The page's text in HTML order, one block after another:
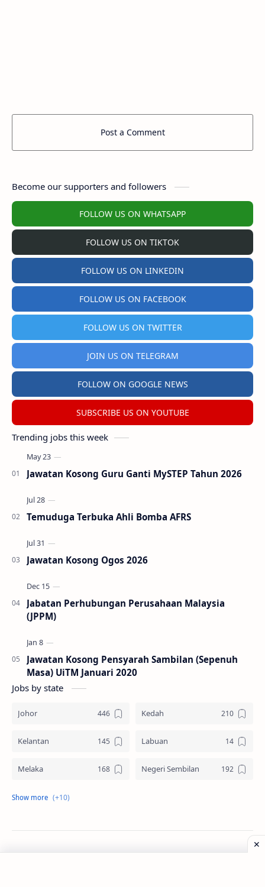
Post a Comment
Become our supporters and followers
FOLLOW US ON WHATSAPP
FOLLOW US ON TIKTOK
FOLLOW US ON LINKEDIN
FOLLOW US ON FACEBOOK
FOLLOW US ON TWITTER
JOIN US ON TELEGRAM
FOLLOW ON GOOGLE NEWS
SUBSCRIBE US ON YOUTUBE
Trending jobs this week
Jawatan Kosong Guru Ganti MySTEP Tahun 2026
Temuduga Terbuka Ahli Bomba AFRS
Jawatan Kosong Ogos 2026
Jabatan Perhubungan Perusahaan Malaysia
(JPPM)
Jawatan Kosong Pensyarah Sambilan (Sepenuh
Masa) UiTM Januari 2020
Jobs by state
Johor Kedah
Kelantan Labuan
Melaka Negeri Sembilan
Pahang
Pulau Pinang Sabah